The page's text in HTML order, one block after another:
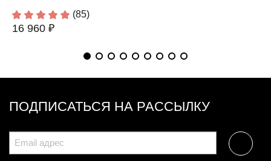
(85)
16 960 ₽
ПОДПИСАТЬСЯ НА РАССЫЛКУ